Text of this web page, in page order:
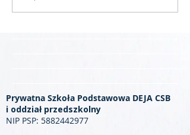
Prywatna Szkoła Podstawowa DEJA CSB
i oddział przedszkolny
NIP PSP: 5882442977